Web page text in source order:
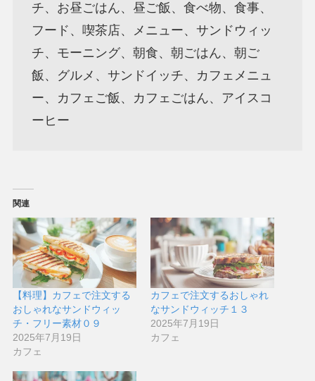
チ、お昼ごはん、昼ご飯、食べ物、食事、
フード、喫茶店、メニュー、サンドウィッ
チ、モーニング、朝食、朝ごはん、朝ご
飯、グルメ、サンドイッチ、カフェメニュ
ー、カフェご飯、カフェごはん、アイスコ
ーヒー
関連
【料理】カフェで注文する
おしゃれなサンドウィッ
チ・フリー素材０９
2025年7月19日
カフェ
カフェで注文するおしゃれ
なサンドウィッチ１３
2025年7月19日
カフェ